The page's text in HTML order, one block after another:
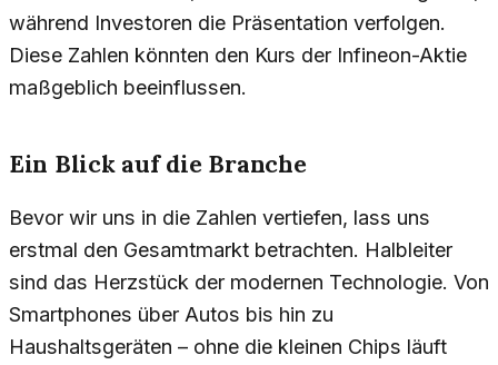
während Investoren die Präsentation verfolgen.
Diese Zahlen könnten den Kurs der Infineon-Aktie
maßgeblich beeinflussen.
Ein Blick auf die Branche
Bevor wir uns in die Zahlen vertiefen, lass uns
erstmal den Gesamtmarkt betrachten. Halbleiter
sind das Herzstück der modernen Technologie. Von
Smartphones über Autos bis hin zu
Haushaltsgeräten – ohne die kleinen Chips läuft